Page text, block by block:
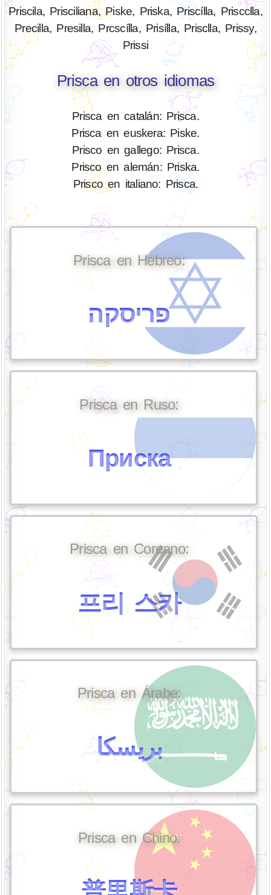
Priscila, Prisciliana, Piske, Priska, Priscílla, Priscclla,
Precilla, Presilla, Prcscílla, Prisílla, Prisclla, Prissy,
Prissi
Prisca en otros idiomas
Prisca en catalán: Prisca.
Prisca en euskera: Piske.
Prisco en gallego: Prisca.
Prisco en alemán: Priska.
Prisco en italiano: Prisca.
Prisca en Hebreo:
פריסקה
Prisca en Ruso:
Приска
Prisca en Coreano:
프리 스카
Prisca en Árabe:
بريسكا
Prisca en Chino: